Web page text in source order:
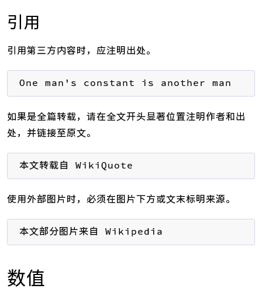
引用
引用第三方内容时，应注明出处。
One man's constant is another man's
如果是全篇转载，请在全文开头显著位置注明作者和出
处，并链接至原文。
本文转载自 WikiQuote
使用外部图片时，必须在图片下方或文末标明来源。
本文部分图片来自 Wikipedia
数值